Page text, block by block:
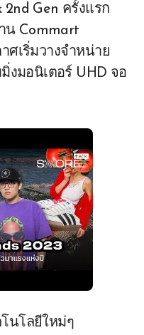
2nd Gen ครั้งแรก
น Commart
ศเริ่มวางจำหน่าย
งมอนิเตอร์ UHD จอ